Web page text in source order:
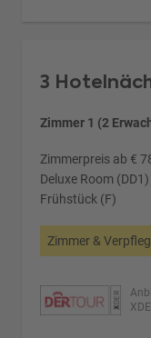
3
Zimmer 1 (2
Zimmerpreis ab €
Deluxe Room (DD1)
Frühstück (F)
Zimmer &